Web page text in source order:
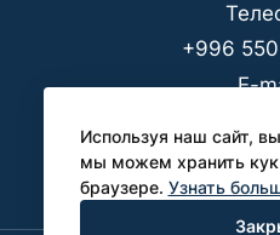
Используя наш сайт,
мы можем хранить
браузере. Узнать
+996
E-
Для